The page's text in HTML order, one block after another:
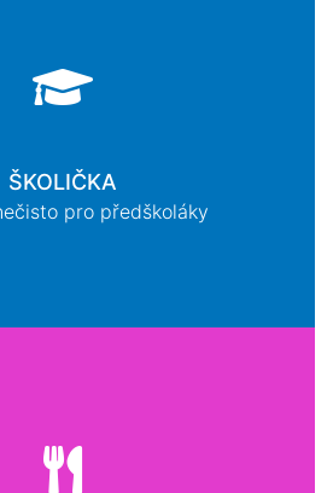
ŠKOLIČKA
pro předškoláky